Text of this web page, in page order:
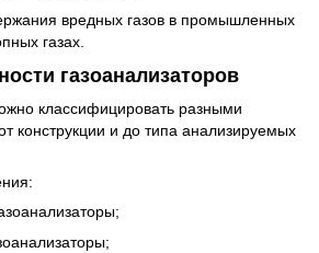
вредных газов в промышленных
газах.
газоанализаторов
классифицировать разными
конструкции и до типа анализируемых